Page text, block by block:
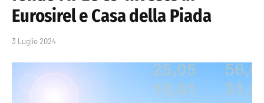
Eurosirel e Casa della Piada
3 Luglio 2024